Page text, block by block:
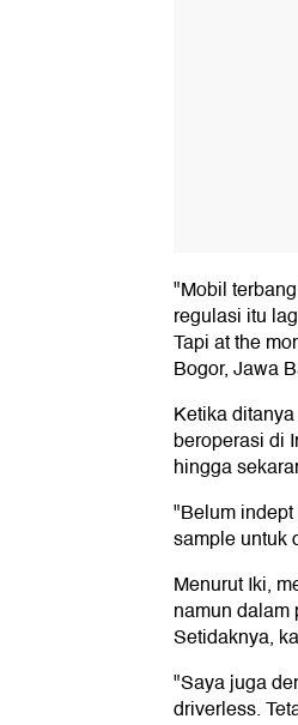
"Mobil
regulasi itu
Tapi at the
Bogor, Jawa
Ketika
beroperasi di
hingga
"Belum
sample untuk
Menurut Iki,
namun dalam
Setidaknya,
"Saya juga
driverless.